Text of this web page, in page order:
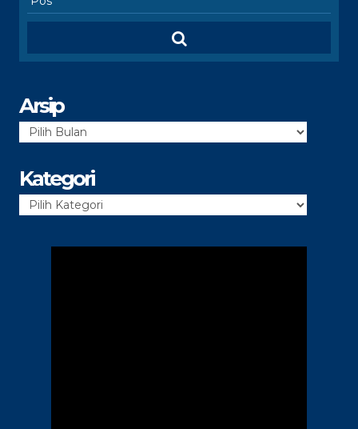
Arsip
Arsip
Kategori
Kategori